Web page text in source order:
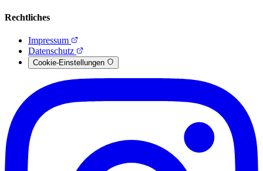
Rechtliches
Impressum
Datenschutz
Cookie-Einstellungen